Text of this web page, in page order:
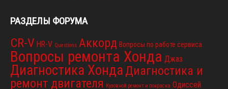
РАЗДЕЛЫ ФОРУМА
CR-V HR-V Questions Аккорд Вопросы по работе сервиса
Вопросы ремонта Хонда Джаз
Диагностика Хонда Диагностика и
ремонт двигателя
Кузовной ремонт и покраска Одиссей